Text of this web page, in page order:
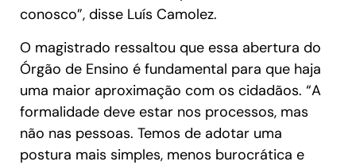
conosco”, disse Luís Camolez.
O magistrado ressaltou que essa abertura do
Órgão de Ensino é fundamental para que haja
uma maior aproximação com os cidadãos. “A
formalidade deve estar nos processos, mas
não nas pessoas. Temos de adotar uma
postura mais simples, menos burocrática e